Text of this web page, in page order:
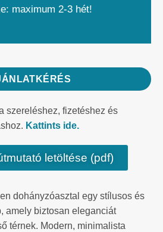
maximum 2-3 hét!
szereléshez, fizetéshez és
Kattints ide.
letöltése (pdf)
dohányzóasztal egy stílusos és
amely biztosan eleganciát
térnek. Modern, minimalista